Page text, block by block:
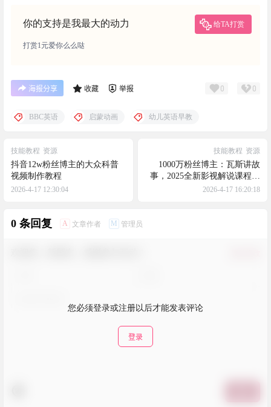
你的支持是我最大的动力 给TA打赏
打赏1元爱你么么哒
海报分享 收藏 举报 0 0
BBC英语 启蒙动画 幼儿英语早教
技能教程 资源
抖音12w粉丝博主的大众科普
视频制作教程
2026-4-17 12:30:04
技能教程 资源
1000万粉丝博主：瓦斯讲故
事，2025全新影视解说课程。
从文案写作到剪辑课程全部包
2026-4-17 16:20:18
0 条回复 A 文章作者 M 管理员
您必须登录或注册以后才能发表评论
登录